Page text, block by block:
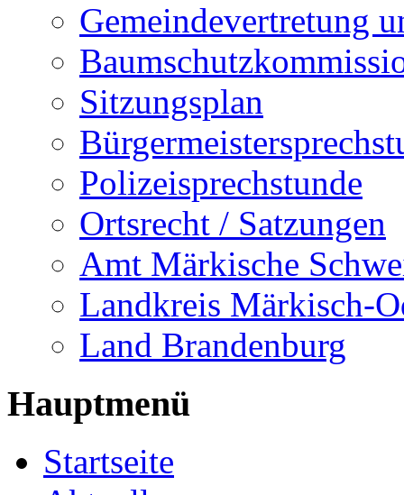
Gemeindevertretung
Sitzungsplan
Polizeisprechstunde
Ortsrecht / Satzungen
Amt Märkische
Landkreis Märkisch-
Land Brandenburg
Hauptmenü
Startseite